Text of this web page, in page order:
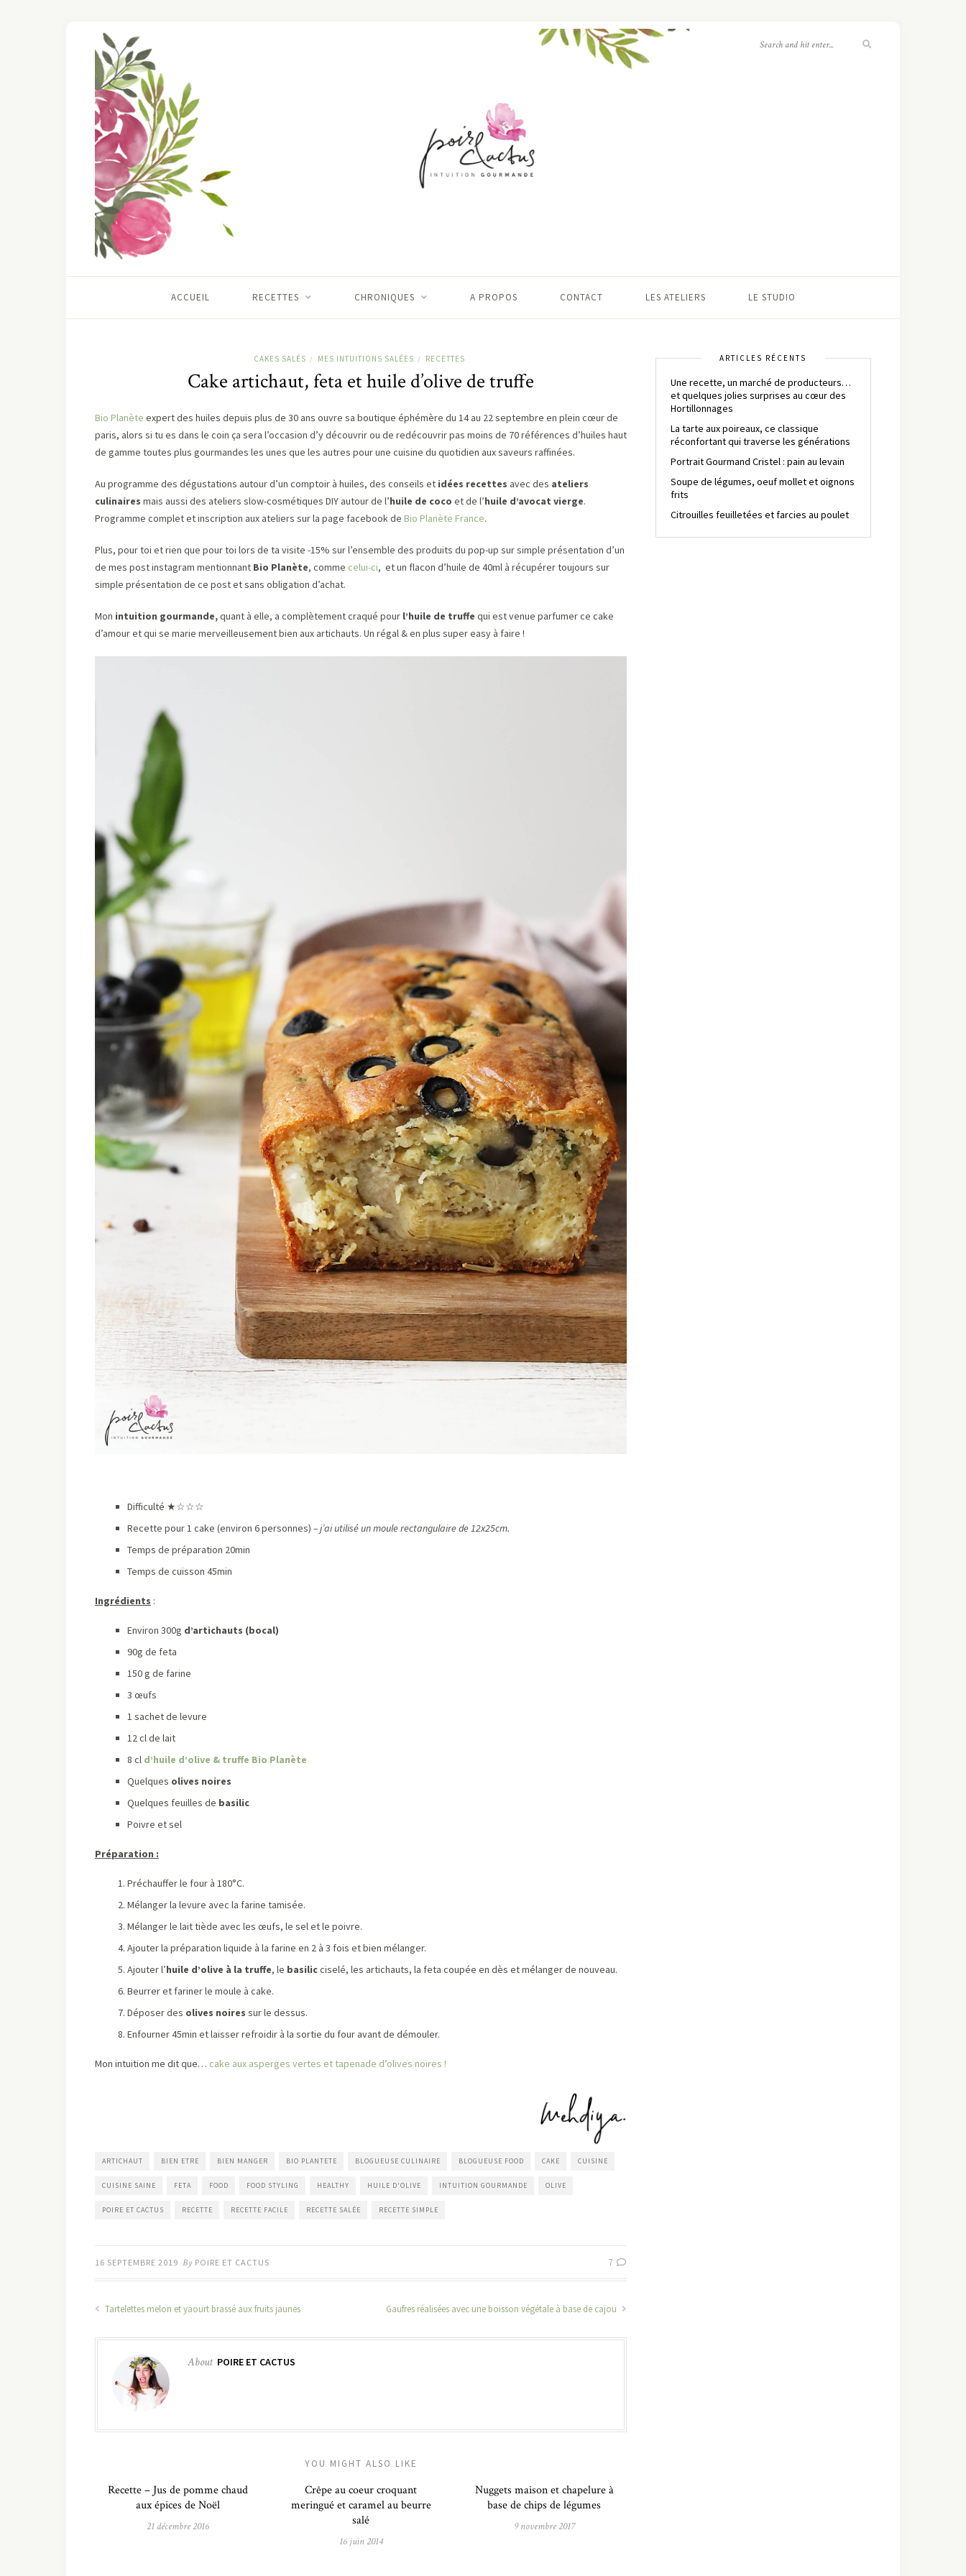
ACCUEIL RECETTES CHRONIQUES A PROPOS CONTACT LES ATELIERS LE STUDIO
CAKES SALÉS / MES INTUITIONS SALÉES / RECETTES
Cake artichaut, feta et huile d’olive de truffe
Bio Planète expert des huiles depuis plus de 30 ans ouvre sa boutique éphémère du 14 au 22 septembre en plein cœur de
paris, alors si tu es dans le coin ça sera l’occasion d’y découvrir ou de redécouvrir pas moins de 70 références d’huiles haut
de gamme toutes plus gourmandes les unes que les autres pour une cuisine du quotidien aux saveurs raffinées.
Au programme des dégustations autour d’un comptoir à huiles, des conseils et idées recettes avec des ateliers
culinaires mais aussi des ateliers slow-cosmétiques DIY autour de l’huile de coco et de l’huile d’avocat vierge.
Programme complet et inscription aux ateliers sur la page facebook de Bio Planète France.
Plus, pour toi et rien que pour toi lors de ta visite -15% sur l’ensemble des produits du pop-up sur simple présentation d’un
de mes post instagram mentionnant Bio Planète, comme celui-ci, et un flacon d’huile de 40ml à récupérer toujours sur
simple présentation de ce post et sans obligation d’achat.
Mon intuition gourmande,quant à elle, a complètement craqué pour l’huile de truffe qui est venue parfumer ce cake
d’amour et qui se marie merveilleusement bien aux artichauts. Un régal & en plus super easy à faire !
Difficulté ★☆☆☆
Recette pour 1 cake (environ 6 personnes) – j’ai utilisé un moule rectangulaire de 12x25cm.
Temps de préparation 20min
Temps de cuisson 45min
Ingrédients :
Environ 300g d’artichauts (bocal)
90g de feta
150 g de farine
3 œufs
1 sachet de levure
12 cl de lait
8 cl d’huile d’olive & truffe Bio Planète
Quelques olives noires
Quelques feuilles de basilic
Poivre et sel
Préparation :
Préchauffer le four à 180°C.
Mélanger la levure avec la farine tamisée.
Mélanger le lait tiède avec les œufs, le sel et le poivre.
Ajouter la préparation liquide à la farine en 2 à 3 fois et bien mélanger.
Ajouter l’huile d’olive à la truffe, le basilicciselé, les artichauts, la feta coupée en dès et mélanger de nouveau.
Beurrer et fariner le moule à cake.
Déposer des olives noires sur le dessus.
Enfourner 45min et laisser refroidir à la sortie du four avant de démouler.
Mon intuition me dit que… cake aux asperges vertes et tapenade d’olives noires !
ARTICHAUT BIEN ETRE BIEN MANGER BIO PLANTETE BLOGUEUSE CULINAIRE BLOGUEUSE FOOD CAKE CUISINE
CUISINE SAINE FETA FOOD FOOD STYLING HEALTHY HUILE D'OLIVE INTUITION GOURMANDE OLIVE
POIRE ET CACTUS RECETTE RECETTE FACILE RECETTE SALÉE RECETTE SIMPLE
16 SEPTEMBRE 2019 By POIRE ET CACTUS 7
Tartelettes melon et yaourt brassé aux fruits jaunes Gaufres réalisées avec une boisson végétale à base de cajou
About POIRE ET CACTUS
YOU MIGHT ALSO LIKE
Recette – Jus de pomme chaud
aux épices de Noël
21 décembre 2016
Crêpe au coeur croquant
meringué et caramel au beurre
salé
16 juin 2014
Nuggets maison et chapelure à
base de chips de légumes
9 novembre 2017
ARTICLES RÉCENTS
Une recette, un marché de producteurs…
et quelques jolies surprises au cœur des
Hortillonnages
La tarte aux poireaux, ce classique
réconfortant qui traverse les générations
Portrait Gourmand Cristel : pain au levain
Soupe de légumes, oeuf mollet et oignons
frits
Citrouilles feuilletées et farcies au poulet